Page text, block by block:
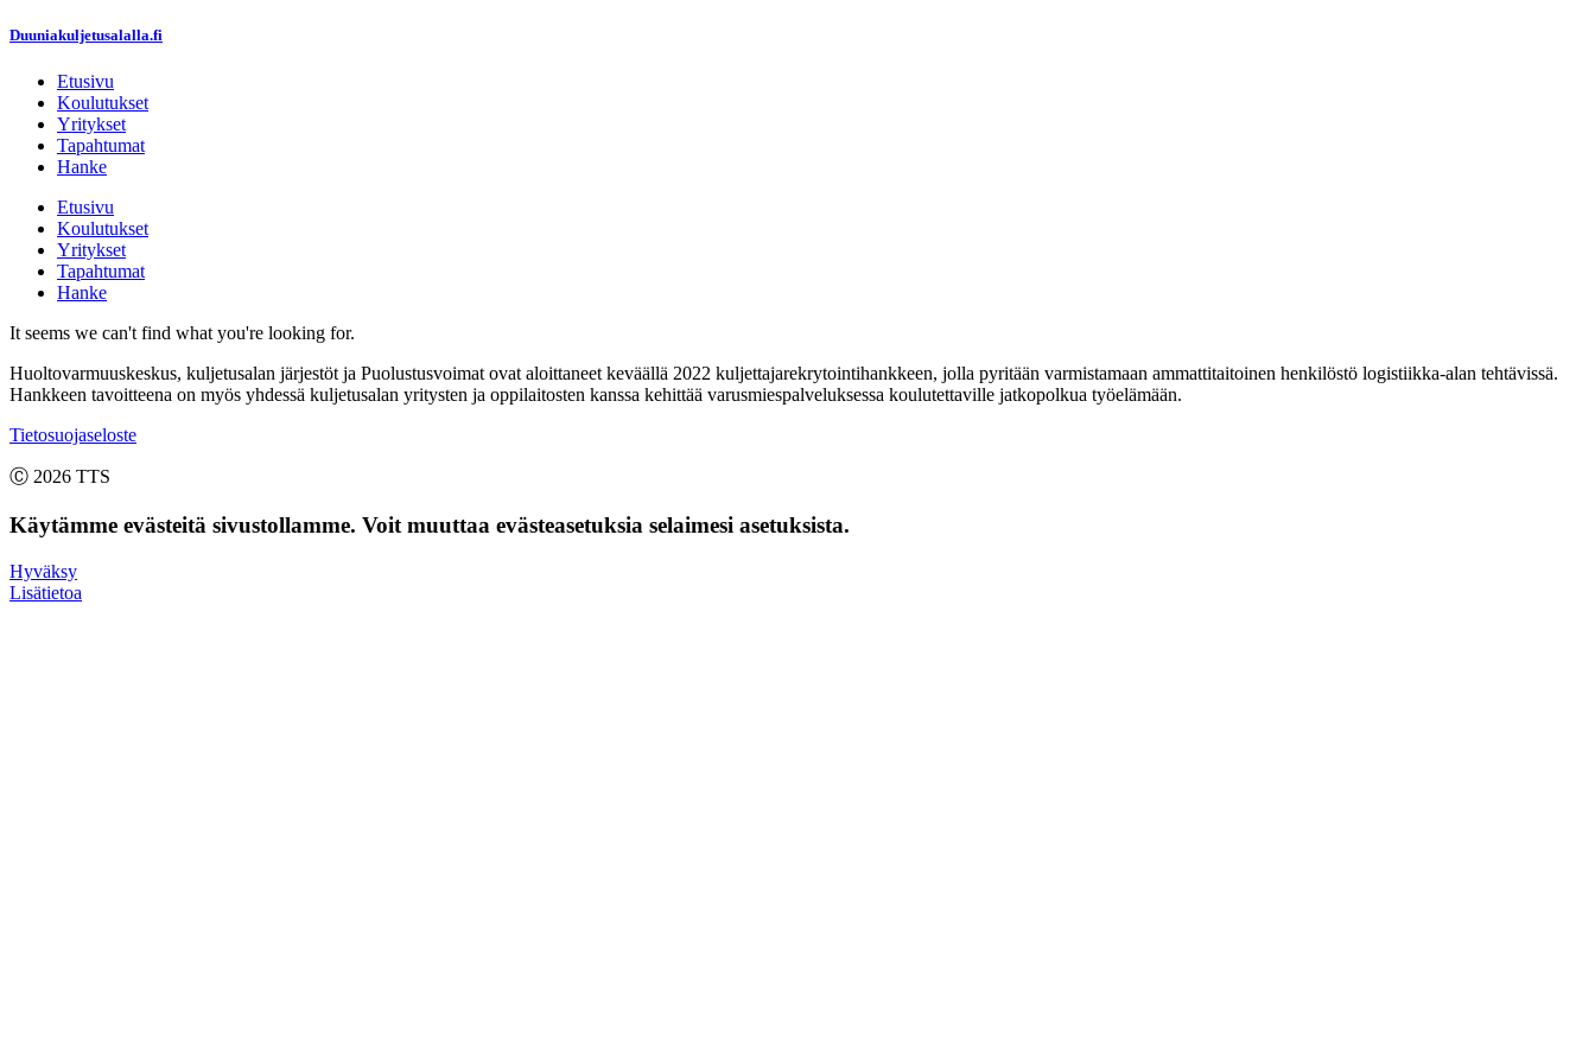
Mene
Duuniakuljetusalalla.fi
Etusivu
Koulutukset
Yritykset
Tapahtumat
Hanke
Etusivu
Koulutukset
Yritykset
Tapahtumat
Hanke
It seems we can't find what you're looking for.
Huoltovarmuuskeskus, kuljetusalan järjestöt ja Puolustusvoimat ovat aloittaneet keväällä 2022 kuljettajarekrytointihankkeen, jolla pyritään varmistamaan ammattitaitoinen henkilöstö logistiikka-alan tehtävissä.
Hankkeen tavoitteena on myös yhdessä kuljetusalan yritysten ja oppilaitosten kanssa kehittää varusmiespalveluksessa koulutettaville jatkopolkua työelämään.
Tietosuojaseloste
Ⓒ 2026 TTS
Käytämme evästeitä sivustollamme. Voit muuttaa evästeasetuksia selaimesi asetuksista.
Hyväksy
Lisätietoa